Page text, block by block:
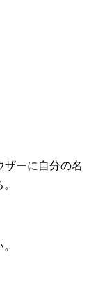
ザーに自分の名